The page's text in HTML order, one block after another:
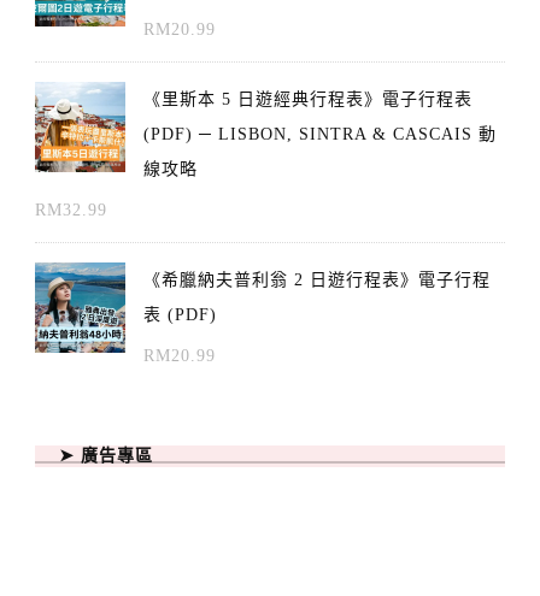
RM20.99
《里斯本 5 日遊經典行程表》電子行程表
(PDF) ─ LISBON, SINTRA & CASCAIS 動
線攻略
RM32.99
《希臘納夫普利翁 2 日遊行程表》電子行程
表 (PDF)
RM20.99
➤ 廣告專區